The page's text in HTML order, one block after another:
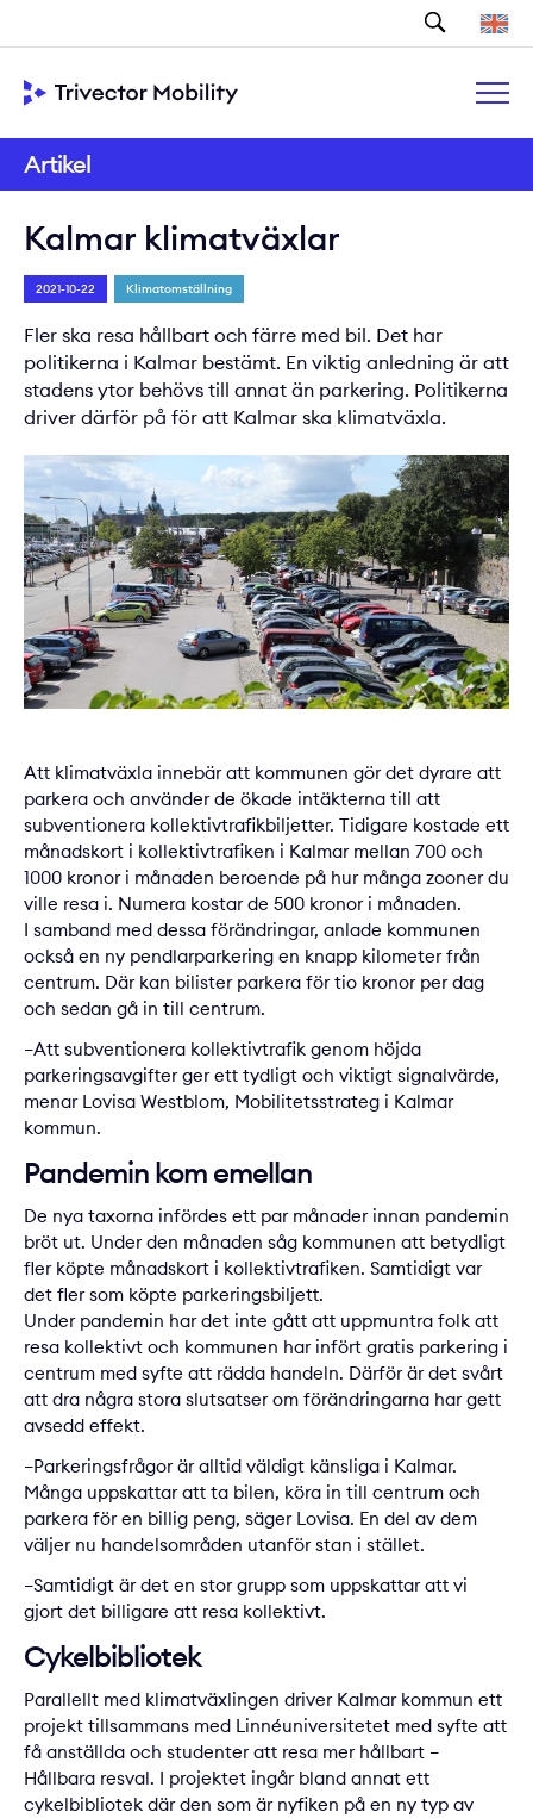
Sök
Artikel
Kalmar klimatväxlar
2021-10-22 Klimatomställning
Fler ska resa hållbart och färre med bil. Det har
politikerna i Kalmar bestämt. En viktig anledning är att
stadens ytor behövs till annat än parkering. Politikerna
driver därför på för att Kalmar ska klimatväxla.
Att klimatväxla innebär att kommunen gör det dyrare att
parkera och använder de ökade intäkterna till att
subventionera kollektivtrafikbiljetter. Tidigare kostade ett
månadskort i kollektivtrafiken i Kalmar mellan 700 och
1000 kronor i månaden beroende på hur många zooner du
ville resa i. Numera kostar de 500 kronor i månaden.
I samband med dessa förändringar, anlade kommunen
också en ny pendlarparkering en knapp kilometer från
centrum. Där kan bilister parkera för tio kronor per dag
och sedan gå in till centrum.
–Att subventionera kollektivtrafik genom höjda
parkeringsavgifter ger ett tydligt och viktigt signalvärde,
menar Lovisa Westblom, Mobilitetsstrateg i Kalmar
kommun.
Pandemin kom emellan
De nya taxorna infördes ett par månader innan pandemin
bröt ut. Under den månaden såg kommunen att betydligt
fler köpte månadskort i kollektivtrafiken. Samtidigt var
det fler som köpte parkeringsbiljett.
Under pandemin har det inte gått att uppmuntra folk att
resa kollektivt och kommunen har infört gratis parkering i
centrum med syfte att rädda handeln. Därför är det svårt
att dra några stora slutsatser om förändringarna har gett
avsedd effekt.
–Parkeringsfrågor är alltid väldigt känsliga i Kalmar.
Många uppskattar att ta bilen, köra in till centrum och
parkera för en billig peng, säger Lovisa. En del av dem
väljer nu handelsområden utanför stan i stället.
–Samtidigt är det en stor grupp som uppskattar att vi
gjort det billigare att resa kollektivt.
Cykelbibliotek
Parallellt med klimatväxlingen driver Kalmar kommun ett
projekt tillsammans med Linnéuniversitetet med syfte att
få anställda och studenter att resa mer hållbart –
Hållbara resval. I projektet ingår bland annat ett
cykelbibliotek där den som är nyfiken på en ny typ av